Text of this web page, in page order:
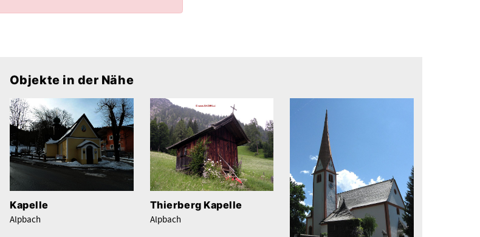
Objekte in der Nähe
Kapelle
Alpbach
Thierberg Kapelle
Alpbach